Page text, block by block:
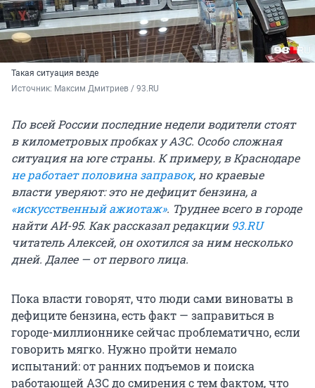
Такая ситуация везде
Источник: Максим Дмитриев / 93.RU
По всей России последние недели водители стоят
в километровых пробках у АЗС. Особо сложная
ситуация на юге страны. К примеру, в Краснодаре
не работает половина заправок, но краевые
власти уверяют: это не дефицит бензина, а
«искусственный ажиотаж». Труднее всего в городе
найти АИ-95. Как рассказал редакции 93.RU
читатель Алексей, он охотился за ним несколько
дней. Далее — от первого лица.
Пока власти говорят, что люди сами виноваты в
дефиците бензина, есть факт — заправиться в
городе-миллионнике сейчас проблематично, если
говорить мягко. Нужно пройти немало
испытаний: от ранних подъемов и поиска
работающей АЗС до смирения с тем фактом, что